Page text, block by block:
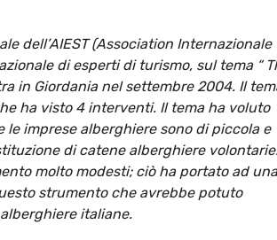
dell’AIEST (Association Internazionale
di esperti di turismo, sul tema “
in Giordania nel settembre 2004. Il
ha visto 4 interventi. Il tema ha voluto
imprese alberghiere sono di piccola e
di catene alberghiere
molto modesti; ciò ha portato ad
strumento che avrebbe potuto
italiane.